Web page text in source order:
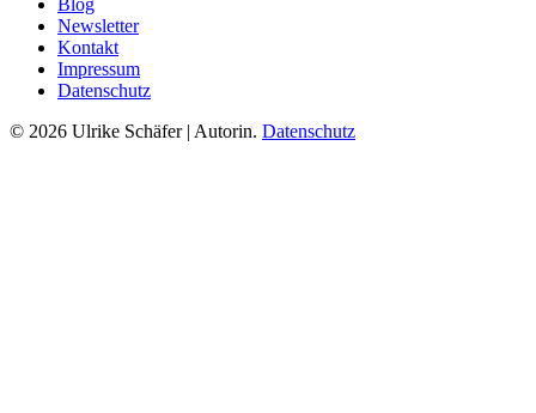
Blog
Newsletter
Kontakt
Impressum
Datenschutz
© 2026 Ulrike Schäfer | Autorin. Datenschutz